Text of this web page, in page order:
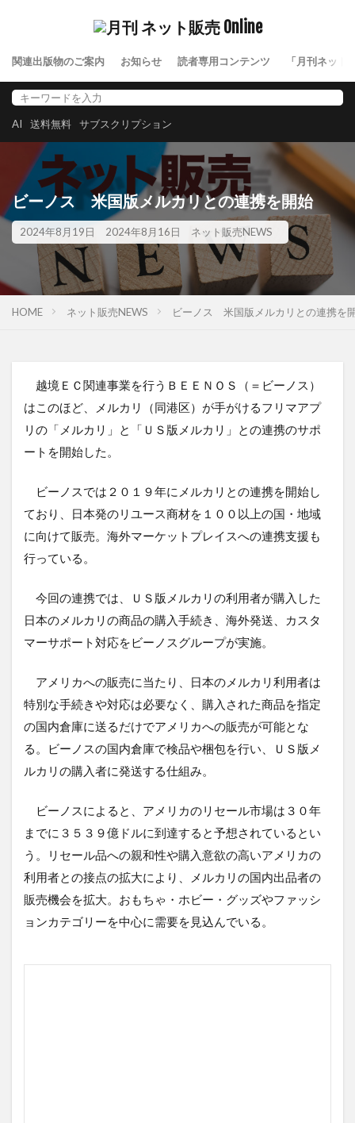
関連出版物のご案内 お知らせ 読者専用コンテンツ 「月刊ネット
AI 送料無料 サブスクリプション
ビーノス 米国版メルカリとの連携を開始
2024年8月19日 2024年8月16日 ネット販売NEWS
HOME ネット販売NEWS ビーノス 米国版メルカリとの連携を
越境ＥＣ関連事業を行うＢＥＥＮＯＳ（＝ビーノス）
はこのほど、メルカリ（同港区）が手がけるフリマアプ
リの「メルカリ」と「ＵＳ版メルカリ」との連携のサポ
ートを開始した。
ビーノスでは２０１９年にメルカリとの連携を開始し
ており、日本発のリユース商材を１００以上の国・地域
に向けて販売。海外マーケットプレイスへの連携支援も
行っている。
今回の連携では、ＵＳ版メルカリの利用者が購入した
日本のメルカリの商品の購入手続き、海外発送、カスタ
マーサポート対応をビーノスグループが実施。
アメリカへの販売に当たり、日本のメルカリ利用者は
特別な手続きや対応は必要なく、購入された商品を指定
の国内倉庫に送るだけでアメリカへの販売が可能とな
る。ビーノスの国内倉庫で検品や梱包を行い、ＵＳ版メ
ルカリの購入者に発送する仕組み。
ビーノスによると、アメリカのリセール市場は３０年
までに３５３９億ドルに到達すると予想されているとい
う。リセール品への親和性や購入意欲の高いアメリカの
利用者との接点の拡大により、メルカリの国内出品者の
販売機会を拡大。おもちゃ・ホビー・グッズやファッシ
ョンカテゴリーを中心に需要を見込んでいる。